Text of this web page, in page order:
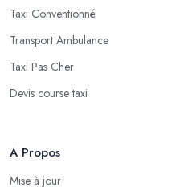
Taxi Conventionné
Transport Ambulance
Taxi Pas Cher
Devis course taxi
A Propos
Mise à jour